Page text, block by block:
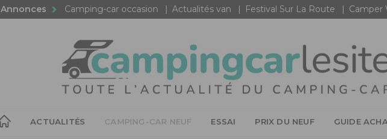
Annonces Camping-car occasion Actualités van Festival Sur La Route Camper
ACTUALITÉS CAMPING-CAR NEUF ESSAI PRIX DU NEUF GUIDE